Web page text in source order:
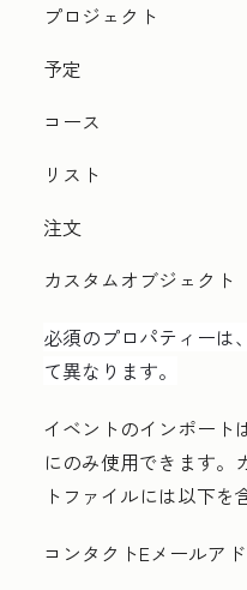
プロジェクト
予定
コース
リスト
注文
カスタムオブジェクト
必須のプロパティーは
て異なります。
イベントのインポート
にのみ使用できます。
トファイルには以下を
コンタクトEメールア